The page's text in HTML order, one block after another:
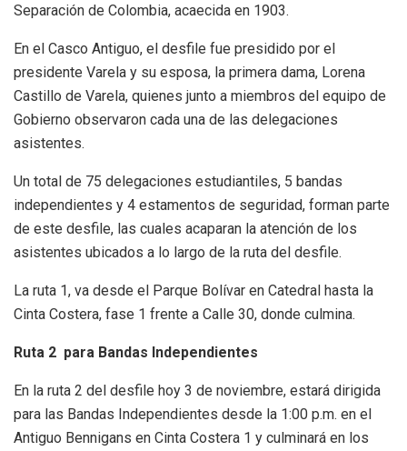
Separación de Colombia, acaecida en 1903.
En el Casco Antiguo, el desfile fue presidido por el
presidente Varela y su esposa, la primera dama, Lorena
Castillo de Varela, quienes junto a miembros del equipo de
Gobierno observaron cada una de las delegaciones
asistentes.
Un total de 75 delegaciones estudiantiles, 5 bandas
independientes y 4 estamentos de seguridad, forman parte
de este desfile, las cuales acaparan la atención de los
asistentes ubicados a lo largo de la ruta del desfile.
La ruta 1, va desde el Parque Bolívar en Catedral hasta la
Cinta Costera, fase 1 frente a Calle 30, donde culmina.
Ruta 2 para Bandas Independientes
En la ruta 2 del desfile hoy 3 de noviembre, estará dirigida
para las Bandas Independientes desde la 1:00 p.m. en el
Antiguo Bennigans en Cinta Costera 1 y culminará en los